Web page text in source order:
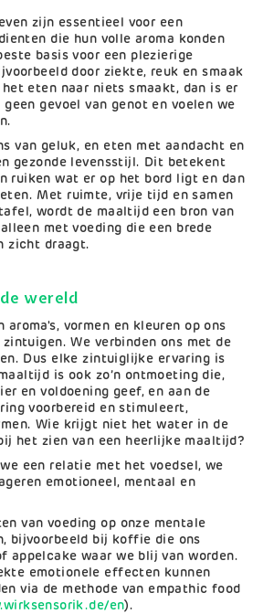
zijn essentieel voor een
die hun volle aroma konden
basis voor een plezierige
door ziekte, reuk en smaak
eten naar niets smaakt, dan is er
gevoel van genot en voelen we
van geluk, en eten met aandacht en
gezonde levensstijl. Dit betekent
ruiken wat er op het bord ligt en dan
Met ruimte, vrije tijd en samen
wordt de maaltijd een bron van
met voeding die een brede
zicht draagt.
wereld
aroma's, vormen en kleuren op ons
We verbinden ons met de
Dus elke zintuiglijke ervaring is
is ook zo’n ontmoeting die,
en voldoening geef, en aan de
voorbereid en stimuleert,
Wie krijgt niet het water in de
het zien van een heerlijke maaltijd?
een relatie met het voedsel, we
emotioneel, mentaal en
van voeding op onze mentale
bijvoorbeeld bij koffie die ons
appelcake waar we blij van worden.
emotionele effecten kunnen
via de methode van empathic food
en).